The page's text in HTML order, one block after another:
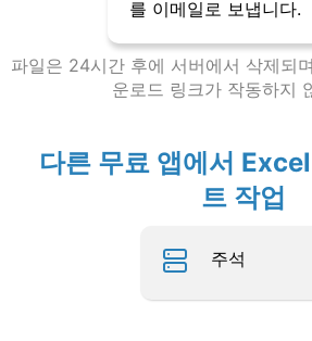
를 이메일로 보냅니다.
파일은 24시간 후에 서버에서 삭제되
운로드 링크가 작동하지
다른 무료 앱에서
트 작업
주석